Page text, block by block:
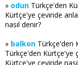
» odun Türkçe'den
Kürtçe'ye çeviride
nasıl denir?
» balkon Türkçe'den
Türkçe'den Kürtçe'ye
Kürtçe'ye çeviride